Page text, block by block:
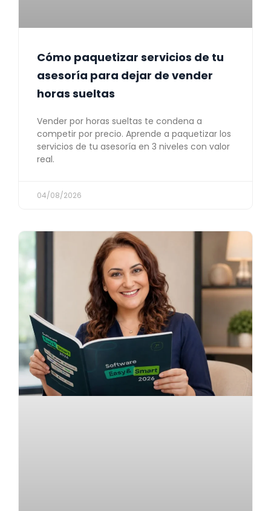
Cómo paquetizar servicios de tu
asesoría para dejar de vender
horas sueltas
Vender por horas sueltas te condena a
competir por precio. Aprende a paquetizar los
servicios de tu asesoría en 3 niveles con valor
real.
04/08/2026